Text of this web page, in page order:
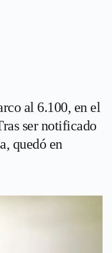
al 6.100, en el
ser notificado
quedó en